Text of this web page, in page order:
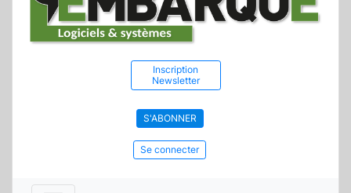
Inscription
Newsletter
S'ABONNER
Se connecter